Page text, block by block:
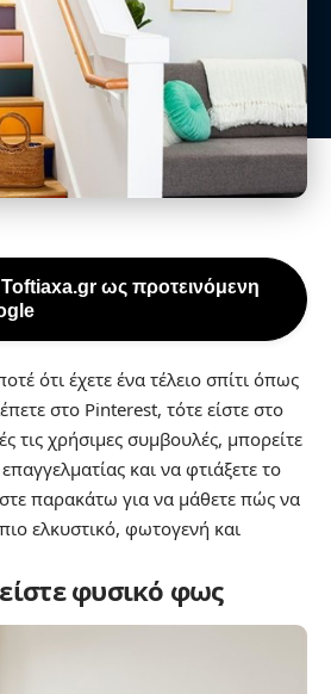
ως προτεινόμενη
ότι έχετε ένα τέλειο σπίτι όπως
στο Pinterest, τότε είστε στο
τις χρήσιμες συμβουλές, μπορείτε
και να φτιάξετε το
παρακάτω για να μάθετε πώς να
ελκυστικό, φωτογενή και
φυσικό φως